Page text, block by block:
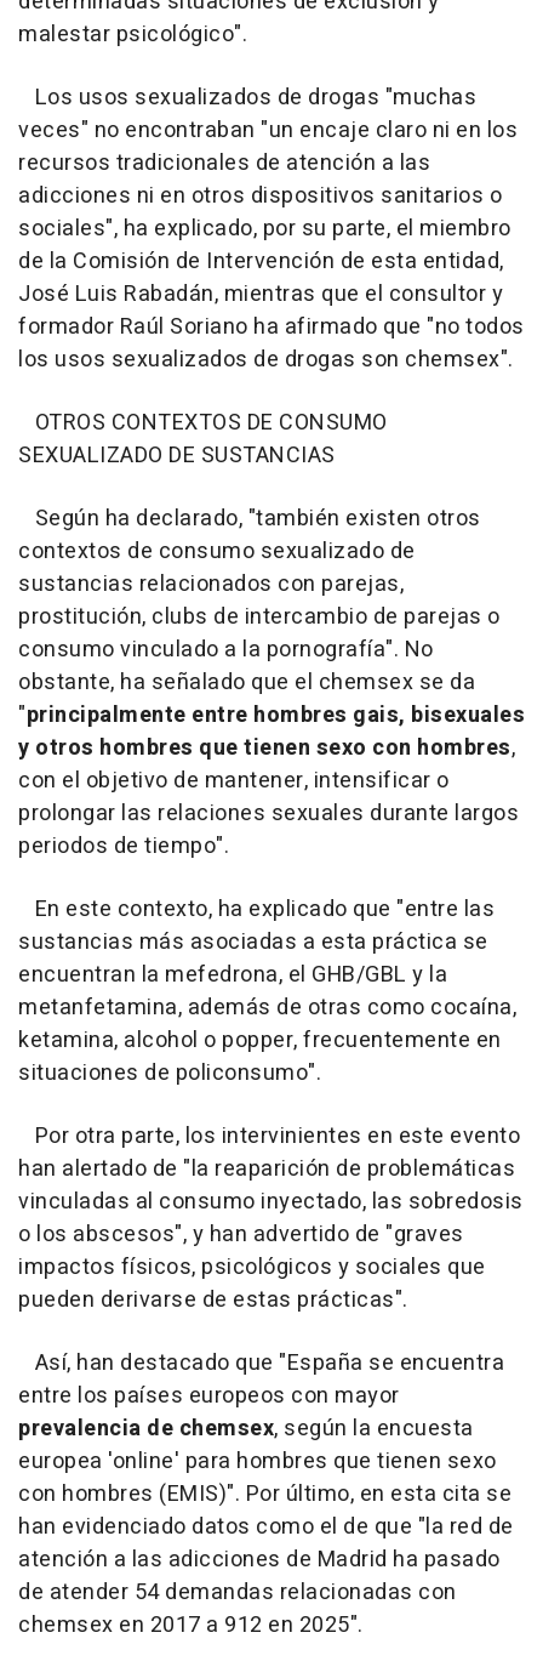
malestar psicológico".
Los usos sexualizados de drogas "muchas
veces" no encontraban "un encaje claro ni en los
recursos tradicionales de atención a las
adicciones ni en otros dispositivos sanitarios o
sociales", ha explicado, por su parte, el miembro
de la Comisión de Intervención de esta entidad,
José Luis Rabadán, mientras que el consultor y
formador Raúl Soriano ha afirmado que "no todos
los usos sexualizados de drogas son chemsex".
OTROS CONTEXTOS DE CONSUMO
SEXUALIZADO DE SUSTANCIAS
Según ha declarado, "también existen otros
contextos de consumo sexualizado de
sustancias relacionados con parejas,
prostitución, clubs de intercambio de parejas o
consumo vinculado a la pornografía". No
obstante, ha señalado que el chemsex se da
"principalmente entre hombres gais, bisexuales
y otros hombres que tienen sexo con hombres,
con el objetivo de mantener, intensificar o
prolongar las relaciones sexuales durante largos
periodos de tiempo".
En este contexto, ha explicado que "entre las
sustancias más asociadas a esta práctica se
encuentran la mefedrona, el GHB/GBL y la
metanfetamina, además de otras como cocaína,
ketamina, alcohol o popper, frecuentemente en
situaciones de policonsumo".
Por otra parte, los intervinientes en este evento
han alertado de "la reaparición de problemáticas
vinculadas al consumo inyectado, las sobredosis
o los abscesos", y han advertido de "graves
impactos físicos, psicológicos y sociales que
pueden derivarse de estas prácticas".
Así, han destacado que "España se encuentra
entre los países europeos con mayor
prevalencia de chemsex, según la encuesta
europea 'online' para hombres que tienen sexo
con hombres (EMIS)". Por último, en esta cita se
han evidenciado datos como el de que "la red de
atención a las adicciones de Madrid ha pasado
de atender 54 demandas relacionadas con
chemsex en 2017 a 912 en 2025".